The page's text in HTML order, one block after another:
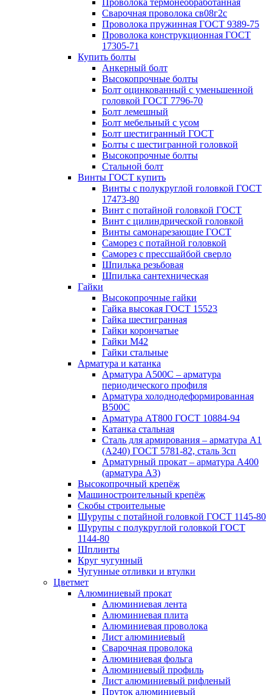
Проволока термонеобработанная
Сварочная проволока св08г2с
Проволока пружинная ГОСТ 9389-75
Проволока конструкционная ГОСТ
17305-71
Купить болты
Анкерный болт
Высокопрочные болты
Болт оцинкованный с уменьшенной
головкой ГОСТ 7796-70
Болт лемешный
Болт мебельный с усом
Болт шестигранный ГОСТ
Болты с шестигранной головкой
Высокопрочные болты
Стальной болт
Винты ГОСТ купить
Винты с полукруглой головкой ГОСТ
17473-80
Винт с потайной головкой ГОСТ
Винт с цилиндрической головкой
Винты самонарезающие ГОСТ
Саморез с потайной головкой
Саморез с прессшайбой сверло
Шпилька резьбовая
Шпилька сантехническая
Гайки
Высокопрочные гайки
Гайка высокая ГОСТ 15523
Гайка шестигранная
Гайки корончатые
Гайки М42
Гайки стальные
Арматура и катанка
Арматура А500С – арматура
периодического профиля
Арматура холоднодеформированная
В500С
Арматура АТ800 ГОСТ 10884-94
Катанка стальная
Сталь для армирования – арматура А1
(А240) ГОСТ 5781-82, сталь 3сп
Арматурный прокат – арматура А400
(арматура А3)
Высокопрочный крепёж
Машиностроительный крепёж
Скобы строительные
Шурупы с потайной головкой ГОСТ 1145-80
Шурупы с полукруглой головкой ГОСТ
1144-80
Шплинты
Круг чугунный
Чугунные отливки и втулки
Цветмет
Алюминиевый прокат
Алюминиевая лента
Алюминиевая плита
Алюминиевая проволока
Лист алюминиевый
Сварочная проволока
Алюминиевая фольга
Алюминиевый профиль
Лист алюминиевый рифленый
Пруток алюминиевый